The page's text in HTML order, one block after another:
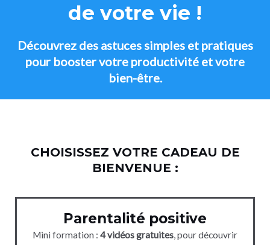
de votre vie !
Découvrez des astuces simples et pratiques
pour booster votre productivité et votre
bien-être.
CHOISISSEZ VOTRE CADEAU DE
BIENVENUE :
Parentalité positive
Mini formation : 4 vidéos gratuites, pour découvrir